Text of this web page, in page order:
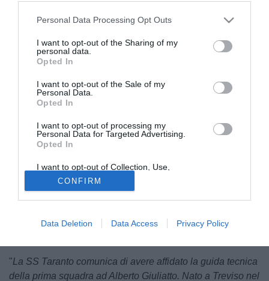
Personal Data Processing Opt Outs
I want to opt-out of the Sharing of my
personal data.
Opted In
I want to opt-out of the Sale of my
Personal Data.
Opted In
I want to opt-out of processing my
Personal Data for Targeted Advertising.
Opted In
I want to opt-out of Collection, Use,
Retention, Sale, and/or Sharing of my
Personal Data that Is Unrelated with the
Purposes for which it was collected.
Opted Out
CONFIRM
Data Deletion Data Access Privacy Policy
le proprie ambizioni e ufficializza l'approdo di
Alberto
Giuliatto. Il giovane allenatore classe '83 - l'anno scorso al
prossima stagione.
A comunicare il suo arrivo lo stesso Taranto, che riparte
la prossima stagione. Laconferenza di presentazione
"La SS Taranto comunica di avere affidato la guida tecnica
della prima squadra ad Alberto Giuliatto. Nato a Treviso nel